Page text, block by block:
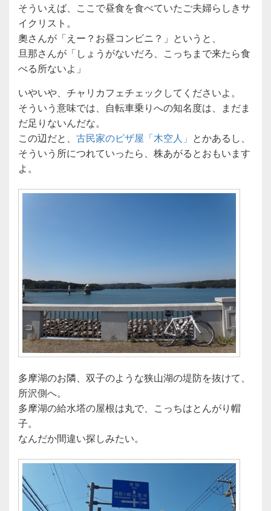
そういえば、ここで昼食を食べていたご夫婦らしきサ
イクリスト。
奧さんが「えー？お昼コンビニ？」というと、
旦那さんが「しょうがないだろ、こっちまで来たら食
べる所ないよ」
いやいや、チャリカフェチェックしてくださいよ。
そういう意味では、自転車乗りへの知名度は、まだま
だ足りないんだな。
この辺だと、 古民家のピザ屋「木空人」 とかあるし、
そういう所につれていったら、株あがるとおもいます
よ。
多摩湖のお隣、双子のような狭山湖の堤防を抜けて、
所沢側へ。
多摩湖の給水塔の屋根は丸で、こっちはとんがり帽
子。
なんだか間違い探しみたい。